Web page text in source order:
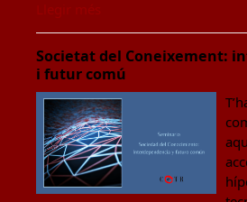
Societat del Coneixement:
i futur comú